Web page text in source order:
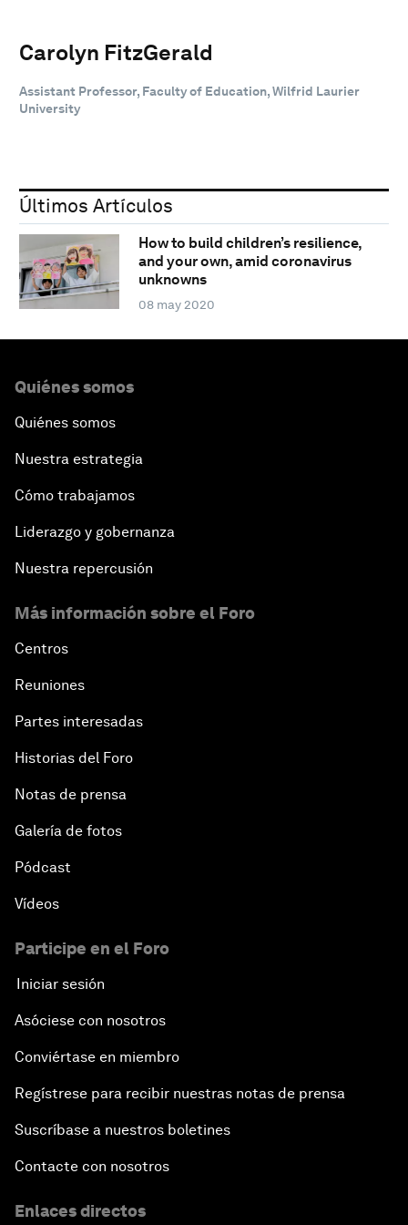
Carolyn FitzGerald
Assistant Professor, Faculty of Education, Wilfrid Laurier
University
Últimos Artículos
How to build children’s resilience,
and your own, amid coronavirus
unknowns
08 may 2020
Quiénes somos
Quiénes somos
Nuestra estrategia
Cómo trabajamos
Liderazgo y gobernanza
Nuestra repercusión
Más información sobre el Foro
Centros
Reuniones
Partes interesadas
Historias del Foro
Notas de prensa
Galería de fotos
Pódcast
Vídeos
Participe en el Foro
Iniciar sesión
Asóciese con nosotros
Conviértase en miembro
Regístrese para recibir nuestras notas de prensa
Suscríbase a nuestros boletines
Contacte con nosotros
Enlaces directos